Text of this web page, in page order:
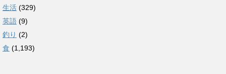
生活 (329)
英語 (9)
釣り (2)
食 (1,193)